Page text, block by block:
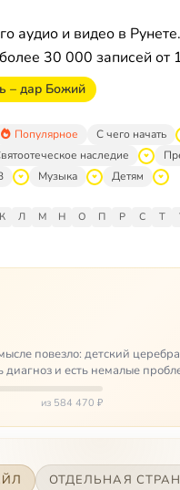
аудио и видео в
30 000 записей от
– дар Божий
Популярное С чего начать
наследие
Музыка Детям
К Л М Н О П Р С Т
повезло: детский
диагноз и есть немалые
из 584 470 ₽
ОТДЕЛЬНАЯ